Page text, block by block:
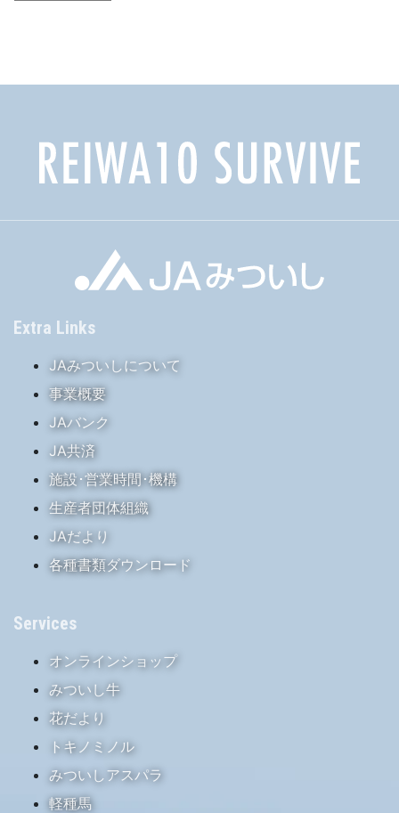
Extra Links
JAみついしについて
事業概要
JAバンク
JA共済
施設･営業時間･機構
生産者団体組織
JAだより
各種書類ダウンロード
Services
オンラインショップ
みついし牛
花だより
トキノミノル
みついしアスパラ
軽種馬